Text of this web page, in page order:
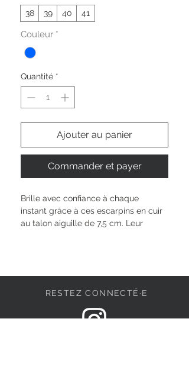
38 39 40 41
Couleur *
Quantité *
Ajouter au panier
Commander et payer
Brille avec confiance à chaque
instant grâce à ces escarpins en cuir
au talon aiguille de 7,5 cm. Leur
toute la journée. À enfiler facilement,
ils subliment chaque tenue et
RESTEZ CONNECTÉ·E